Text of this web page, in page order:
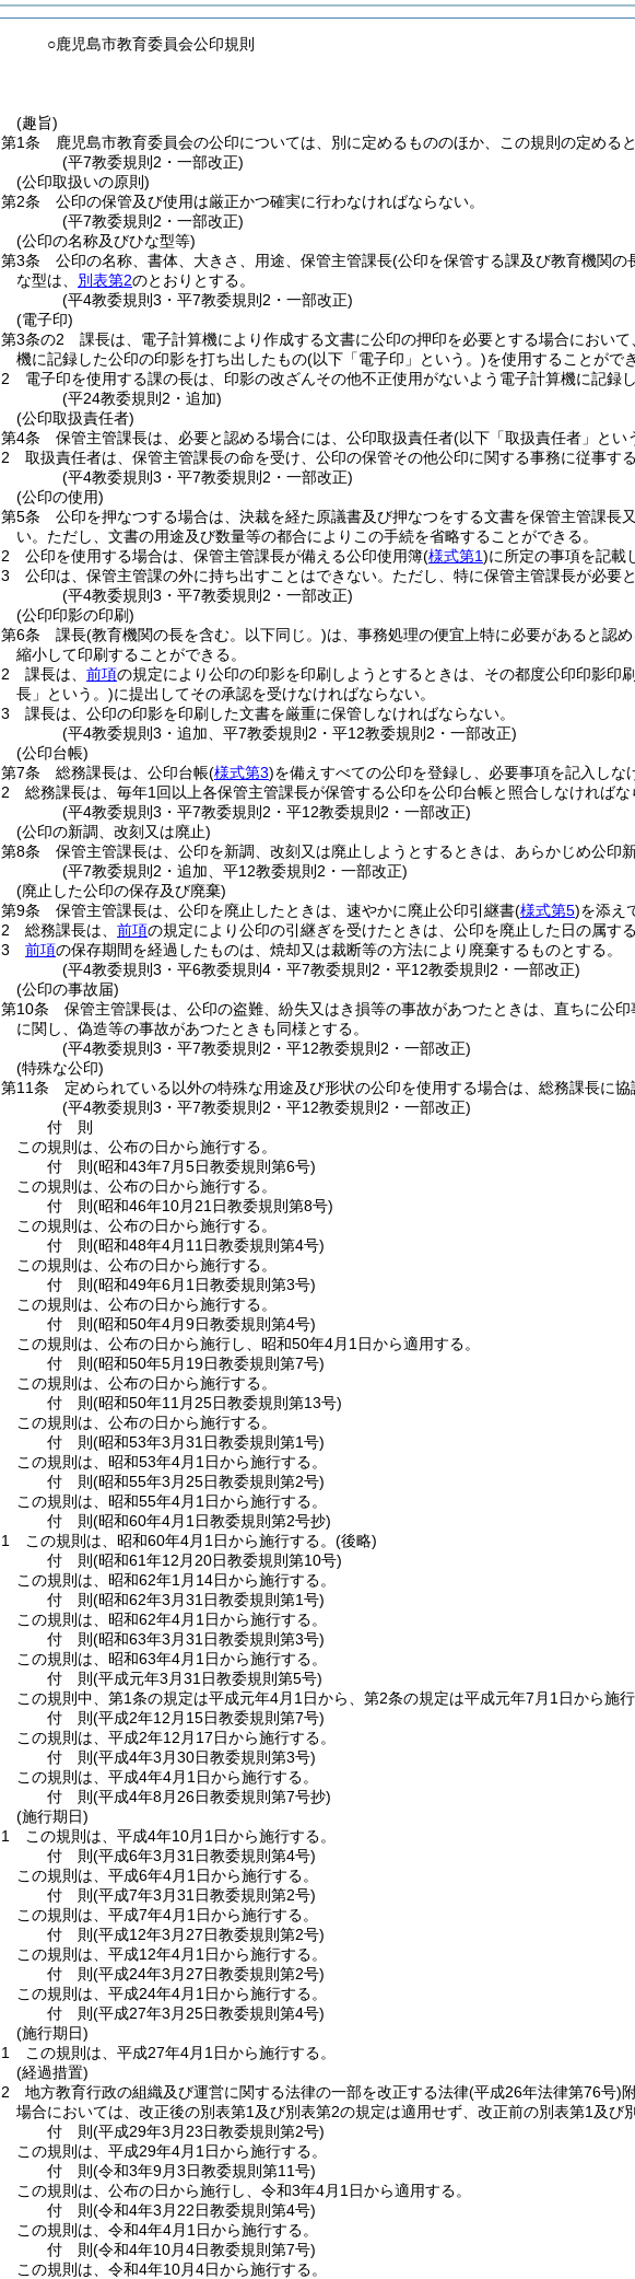
○鹿児島市教育委員会公印規則
(趣旨)
第1条
鹿児島市教育委員会の公印については、別に定めるもののほか、この規則の定める
(平7教委規則2・一部改正)
(公印取扱いの原則)
第2条
公印の保管及び使用は厳正かつ確実に行わなければならない。
(平7教委規則2・一部改正)
(公印の名称及びひな型等)
第3条
公印の名称、書体、大きさ、用途、保管主管課長(公印を保管する課及び教育機関の
な型は、 別表第2のとおりとする。
(平4教委規則3・平7教委規則2・一部改正)
(電子印)
第3条の2
課長は、電子計算機により作成する文書に公印の押印を必要とする場合におい
機に記録した公印の印影を打ち出したもの(以下「電子印」という。)を使用することがで
2
電子印を使用する課の長は、印影の改ざんその他不正使用がないよう電子計算機に記録
(平24教委規則2・追加)
(公印取扱責任者)
第4条
保管主管課長は、必要と認める場合には、公印取扱責任者(以下「取扱責任者」とい
2
取扱責任者は、保管主管課長の命を受け、公印の保管その他公印に関する事務に従事す
(平4教委規則3・平7教委規則2・一部改正)
(公印の使用)
第5条
公印を押なつする場合は、決裁を経た原議書及び押なつをする文書を保管主管課
い。 ただし、文書の用途及び数量等の都合によりこの手続を省略することができる。
2
公印を使用する場合は、保管主管課長が備える公印使用簿(様式第1)に所定の事項を記載
3
公印は、保管主管課の外に持ち出すことはできない。 ただし、特に保管主管課長が必要
(平4教委規則3・平7教委規則2・一部改正)
(公印印影の印刷)
第6条
課長(教育機関の長を含む。以下同じ。)は、事務処理の便宜上特に必要があると認
縮小して印刷することができる。
2
課長は、 前項の規定により公印の印影を印刷しようとするときは、その都度公印印影印
長」という。)に提出してその承認を受けなければならない。
3
課長は、公印の印影を印刷した文書を厳重に保管しなければならない。
(平4教委規則3・追加、平7教委規則2・平12教委規則2・一部改正)
(公印台帳)
第7条
総務課長は、公印台帳(様式第3)を備えすべての公印を登録し、必要事項を記入しな
2
総務課長は、毎年1回以上各保管主管課長が保管する公印を公印台帳と照合しなければな
(平4教委規則3・平7教委規則2・平12教委規則2・一部改正)
(公印の新調、改刻又は廃止)
第8条
保管主管課長は、公印を新調、改刻又は廃止しようとするときは、あらかじめ公印
(平7教委規則2・追加、平12教委規則2・一部改正)
(廃止した公印の保存及び廃棄)
第9条
保管主管課長は、公印を廃止したときは、速やかに廃止公印引継書(様式第5)を添え
2
総務課長は、 前項の規定により公印の引継ぎを受けたときは、公印を廃止した日の属す
3
前項の保存期間を経過したものは、焼却又は裁断等の方法により廃棄するものとする。
(平4教委規則3・平6教委規則4・平7教委規則2・平12教委規則2・一部改正)
(公印の事故届)
第10条
保管主管課長は、公印の盗難、紛失又はき損等の事故があつたときは、直ちに公印
に関し、偽造等の事故があつたときも同様とする。
(平4教委規則3・平7教委規則2・平12教委規則2・一部改正)
(特殊な公印)
第11条
定められている以外の特殊な用途及び形状の公印を使用する場合は、総務課長に
(平4教委規則3・平7教委規則2・平12教委規則2・一部改正)
付 則
この規則は、公布の日から施行する。
付 則(昭和43年7月5日教委規則第6号)
この規則は、公布の日から施行する。
付 則(昭和46年10月21日教委規則第8号)
この規則は、公布の日から施行する。
付 則(昭和48年4月11日教委規則第4号)
この規則は、公布の日から施行する。
付 則(昭和49年6月1日教委規則第3号)
この規則は、公布の日から施行する。
付 則(昭和50年4月9日教委規則第4号)
この規則は、公布の日から施行し、昭和50年4月1日から適用する。
付 則(昭和50年5月19日教委規則第7号)
この規則は、公布の日から施行する。
付 則(昭和50年11月25日教委規則第13号)
この規則は、公布の日から施行する。
付 則(昭和53年3月31日教委規則第1号)
この規則は、昭和53年4月1日から施行する。
付 則(昭和55年3月25日教委規則第2号)
この規則は、昭和55年4月1日から施行する。
付 則(昭和60年4月1日教委規則第2号抄)
1
この規則は、昭和60年4月1日から施行する。 (後略)
付 則(昭和61年12月20日教委規則第10号)
この規則は、昭和62年1月14日から施行する。
付 則(昭和62年3月31日教委規則第1号)
この規則は、昭和62年4月1日から施行する。
付 則(昭和63年3月31日教委規則第3号)
この規則は、昭和63年4月1日から施行する。
付 則(平成元年3月31日教委規則第5号)
この規則中、第1条の規定は平成元年4月1日から、第2条の規定は平成元年7月1日から施
付 則(平成2年12月15日教委規則第7号)
この規則は、平成2年12月17日から施行する。
付 則(平成4年3月30日教委規則第3号)
この規則は、平成4年4月1日から施行する。
付 則(平成4年8月26日教委規則第7号抄)
(施行期日)
1
この規則は、平成4年10月1日から施行する。
付 則(平成6年3月31日教委規則第4号)
この規則は、平成6年4月1日から施行する。
付 則(平成7年3月31日教委規則第2号)
この規則は、平成7年4月1日から施行する。
付 則(平成12年3月27日教委規則第2号)
この規則は、平成12年4月1日から施行する。
付 則(平成24年3月27日教委規則第2号)
この規則は、平成24年4月1日から施行する。
付 則(平成27年3月25日教委規則第4号)
(施行期日)
1
この規則は、平成27年4月1日から施行する。
(経過措置)
2
地方教育行政の組織及び運営に関する法律の一部を改正する法律(平成26年法律第76号)
場合においては、改正後の別表第1及び別表第2の規定は適用せず、改正前の別表第1及び
付 則(平成29年3月23日教委規則第2号)
この規則は、平成29年4月1日から施行する。
付 則(令和3年9月3日教委規則第11号)
この規則は、公布の日から施行し、令和3年4月1日から適用する。
付 則(令和4年3月22日教委規則第4号)
この規則は、令和4年4月1日から施行する。
付 則(令和4年10月4日教委規則第7号)
この規則は、令和4年10月4日から施行する。